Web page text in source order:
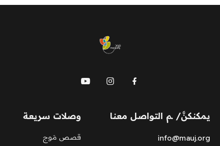
mauj
يمكنكنَّ/ ـم التواصل معنا
info@mauj.org
وصلات سريعة
قصص مَوج